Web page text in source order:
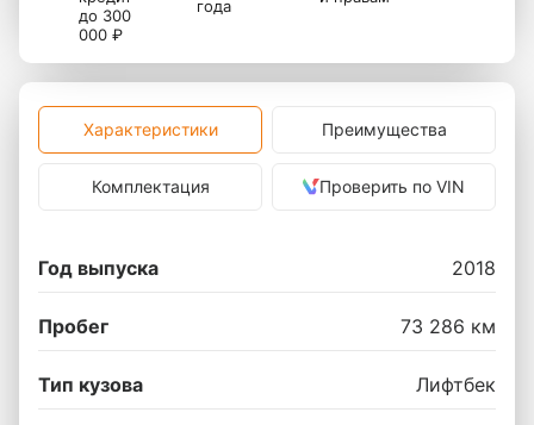
до 300
000 ₽
года
Характеристики Преимущества
Комплектация Проверить по VIN
Год выпуска 2018
Пробег 73 286 км
Тип кузова Лифтбек